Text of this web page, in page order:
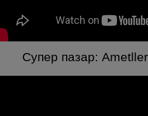
Супер пазар: